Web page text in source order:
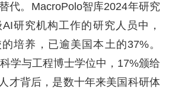
代。MacroPolo智库2024年研究
研究机构工作的研究人员中，
培养，已逾美国本土的37%。
学与工程博士学位中，17%颁给
才背后，是数十年来美国科研体